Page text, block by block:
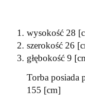
wysokość 28
szerokość 26
głębokość 9
Torba posiada
155 [cm]